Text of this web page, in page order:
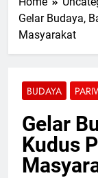
Gelar Budaya,
Masyarakat
BUDAYA
Gelar
Kudus